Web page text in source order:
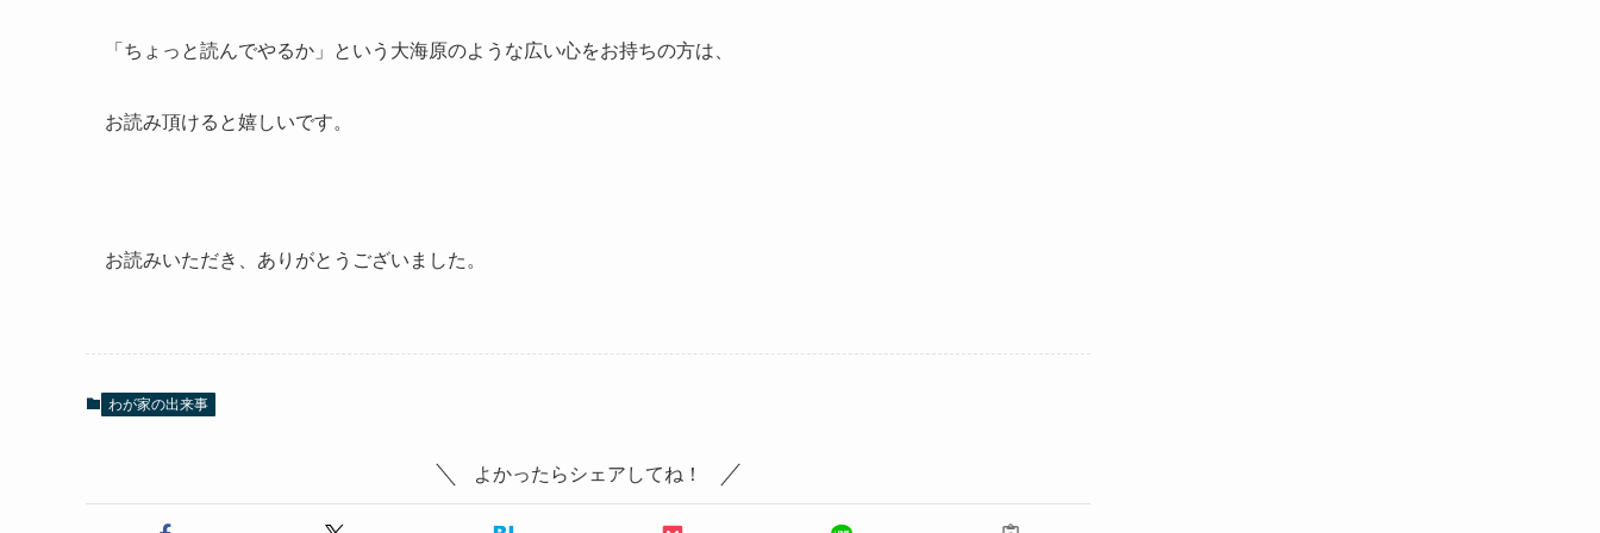
「ちょっと読んでやるか」という大海原のような広い心をお持ちの方は、
お読み頂けると嬉しいです。
お読みいただき、ありがとうございました。
わが家の出来事
よかったらシェアしてね！